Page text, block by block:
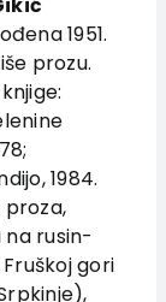
1951.
prozu.
1984.
rusin-
Fruškoj gori